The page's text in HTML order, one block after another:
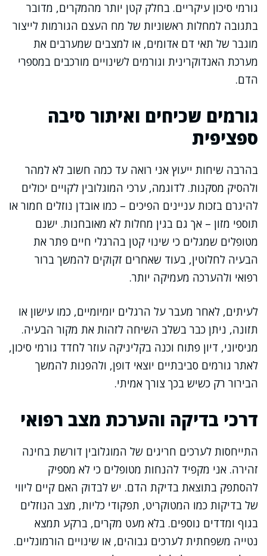
גורמי סיכון עיקריים. בחלק קטן יותר מהמקרים, מדובר
בתגובה למחלות ראשוניות של מח העצם הגורמות לייצור
מוגבר של תאי דם אדומים, או למצבים שמערבים את
מערכת האנדוקרינית וגורמים לשינויים מורכבים במספרי
הדם.
גורמים שכיחים ואיתור סיבה
ספציפית
בהרבה שיחות ייעוץ אני רואה עד כמה חשוב לא למהר
ולהסיק מסקנות. לדוגמה, ערכי המוגלובין לקויים יכולים
להיגרם בזכות עניינים הפיכים – כמו אובדן נוזלים חמור או
תוספי מזון – אך גם בגין מחלות לא מאובחנות. ישנם
מטופלים שמגלים כי שינוי קטן בהרגלי חיים פתר את
הבעיה לחלוטין, בעוד שאחרים זקוקים להמשך ברור
רפואי ולהערכה מעמיקה יותר.
לעיתים, לאחר מעבר על הרגלים יומיומיים, כמו עישון או
תזונה, ניתן כבר בשלב השיחה לזהות את מקור הבעיה.
מניסיוני, דיון פתוח וכנה בקליניקה עוזר לחדד גורמי סיכון,
לאתר גורמים סביבתיים יוצאי דופן, ולהפנות להמשך
הבירור רק כשיש בכך צורך אמיתי.
דרכי בדיקה והערכת מצב רפואי
התייחסות לערכים חריגים של המוגלובין דורשת בחינה
זהירה. אני מקפיד להנחות מטופלים כי לא מספיק
להסתפק בתוצאת בדיקת הדם. יש לבדוק האם קיים ליווי
של בדיקות כמו המטוקריט, תפקודי כליות, מצב הנוזלים
בגוף ומדדים נוספים. בלא מעט מקרים, ברקע תמצא
נטייה משפחתית לערכים גבוהים, או שינויים הורמונליים.